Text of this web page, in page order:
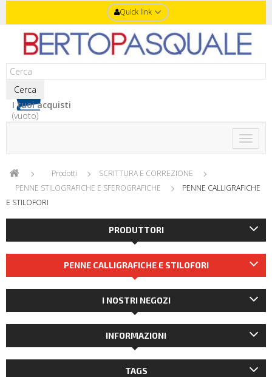
Quick link
Cerca
I tuoi acquisti
(vuoto)
Toggle
Prodotti
SCRITTURA E CORREZIONE
PENNE STILOGRAFICHE E SFEROGRAFICHE
PENNE CALLIGRAFICHE
E STILOFORI
PRODUTTORI
PENNE CALLIGRAFICHE E STILOFORI
I NOSTRI NEGOZI
INFORMAZIONI
TAGS